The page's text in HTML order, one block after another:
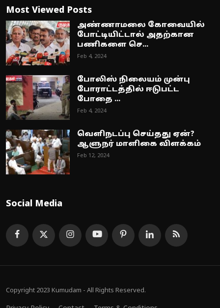
Most Viewed Posts
அண்ணாமலை கோவையில்
போட்டியிட்டால் அதற்கான
பணிகளை செ...
Feb 4, 2024
போலிஸ் நிலையம் முன்பு
போராட்டத்தில் ஈடுபட்ட
போதை ...
Feb 4, 2024
வெளிநடப்பு செய்தது ஏன்?
ஆளுநர் மாளிகை விளக்கம்
Feb 12, 2024
Social Media
Copyright 2023 Kumudam - All Rights Reserved.